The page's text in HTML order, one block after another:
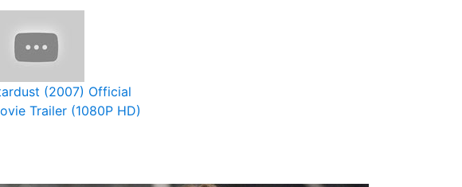
(2007) Official
Trailer (1080P HD)